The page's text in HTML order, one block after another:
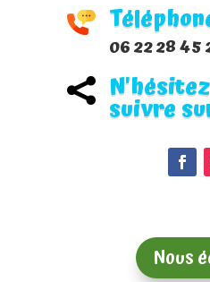
06 22 28 45

suivre
Nous